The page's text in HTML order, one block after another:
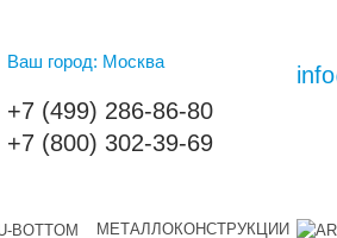
Ваш город: Москва
+7 (499) 286-86-80
+7 (800) 302-39-69
МЕТАЛЛОКОНСТРУКЦИИ